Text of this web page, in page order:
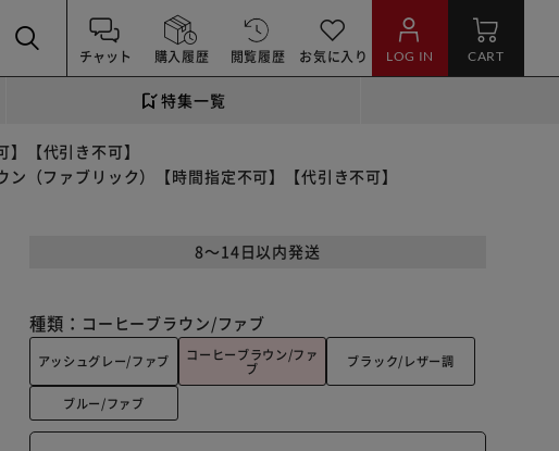
チャット 購入履歴 閲覧履歴 お気に入り LOG IN CART
特集一覧
【代引き不可】
（ファブリック）【時間指定不可】【代引き不可】
8～14日以内発送
種類： コーヒーブラウン/ファブ
アッシュグレー/ファブ
コーヒーブラウン/ファ
ブ
ブラック/レザー調
ブルー/ファブ